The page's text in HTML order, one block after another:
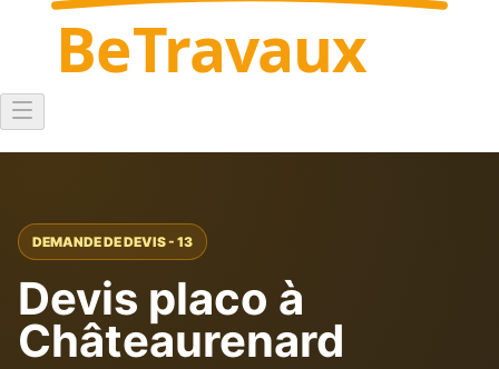
BeTravaux
DEMANDE DE DEVIS - 13
Devis placo à
Châteaurenard